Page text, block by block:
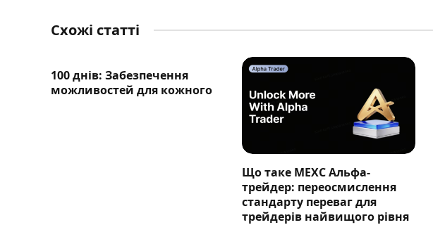
Схожі статті
100 днів: Забезпечення
можливостей для кожного
Що таке MEXC Альфа-
трейдер: переосмислення
стандарту переваг для
трейдерів найвищого рівня